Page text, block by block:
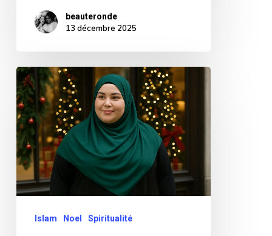
beauteronde
13 décembre 2025
Où
trouver
des
hijabs
grande
taille
pour
Islam Noel Spiritualité